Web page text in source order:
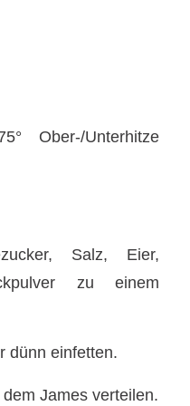
Ober-/Unterhitze
Salz, Eier,
zu einem
dünn einfetten.
James verteilen.